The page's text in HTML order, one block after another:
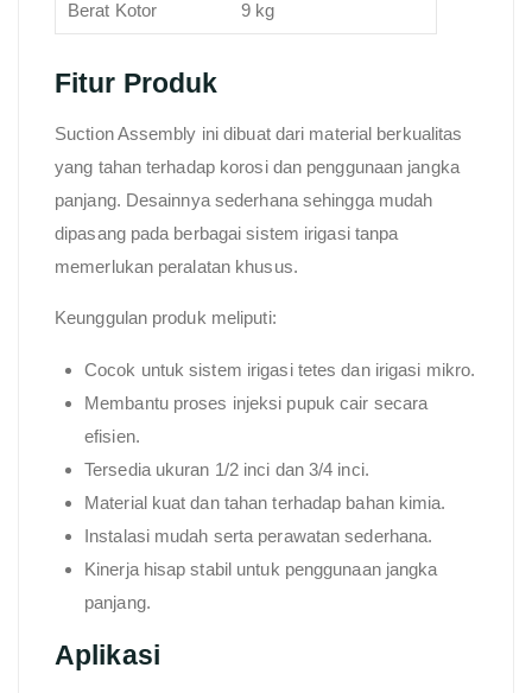
Berat Kotor 9 kg
Fitur Produk
Suction Assembly ini dibuat dari material berkualitas
yang tahan terhadap korosi dan penggunaan jangka
panjang. Desainnya sederhana sehingga mudah
dipasang pada berbagai sistem irigasi tanpa
memerlukan peralatan khusus.
Keunggulan produk meliputi:
Cocok untuk sistem irigasi tetes dan irigasi mikro.
Membantu proses injeksi pupuk cair secara
efisien.
Tersedia ukuran 1/2 inci dan 3/4 inci.
Material kuat dan tahan terhadap bahan kimia.
Instalasi mudah serta perawatan sederhana.
Kinerja hisap stabil untuk penggunaan jangka
panjang.
Aplikasi